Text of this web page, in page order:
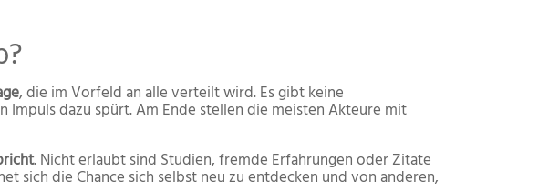
, die im Vorfeld an alle verteilt wird. Es gibt keine
dazu spürt. Am Ende stellen die meisten Akteure mit
. Nicht erlaubt sind Studien, fremde Erfahrungen oder Zitate
sich die Chance sich selbst neu zu entdecken und von anderen,